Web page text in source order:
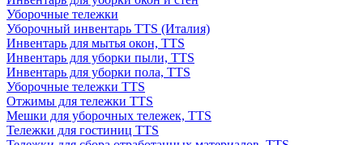
Уборочные тележки
Уборочный инвентарь TTS (Италия)
Инвентарь для мытья окон, TTS
Инвентарь для уборки пыли, TTS
Инвентарь для уборки пола, TTS
Уборочные тележки TTS
Отжимы для тележки TTS
Мешки для уборочных тележек, TTS
Тележки для гостиниц TTS